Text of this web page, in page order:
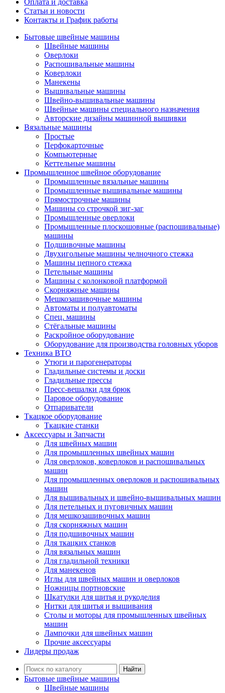
Оплата и доставка
Статьи и новости
Контакты и График работы
Бытовые швейные машины
Швейные машины
Оверлоки
Распошивальные машины
Коверлоки
Манекены
Вышивальные машины
Швейно-вышивальные машины
Швейные машины специального назначения
Авторские дизайны машинной вышивки
Вязальные машины
Простые
Перфокарточные
Компьютерные
Кеттельные машины
Промышленное швейное оборудование
Промышленные вязальные машины
Промышленные вышивальные машины
Прямострочные машины
Машины со строчкой зиг-заг
Промышленные оверлоки
Промышленные плоскошовные (распошивальные)
машины
Подшивочные машины
Двухигольные машины челночного стежка
Машины цепного стежка
Петельные машины
Машины с колонковой платформой
Cкорняжные машины
Мешкозашивочные машины
Автоматы и полуавтоматы
Спец. машины
Стёгальные машины
Раскройное оборудование
Оборудование для производства головных уборов
Техника ВТО
Утюги и парогенераторы
Гладильные системы и доски
Гладильные прессы
Пресс-вешалки для брюк
Паровое оборудование
Отпариватели
Ткацкое оборудование
Ткацкие станки
Аксессуары и Запчасти
Для швейных машин
Для промышленных швейных машин
Для оверлоков, коверлоков и распошивальных
машин
Для промышленных оверлоков и распошивальных
машин
Для вышивальных и швейно-вышивальных машин
Для петельных и пуговичных машин
Для мешкозашивочных машин
Для скорняжных машин
Для подшивочных машин
Для ткацких станков
Для вязальных машин
Для гладильной техники
Для манекенов
Иглы для швейных машин и оверлоков
Ножницы портновские
Шкатулки для шитья и рукоделия
Нитки для шитья и вышивания
Столы и моторы для промышленных швейных
машин
Лампочки для швейных машин
Прочие аксессуары
Лидеры продаж
Найти
Бытовые швейные машины
Швейные машины